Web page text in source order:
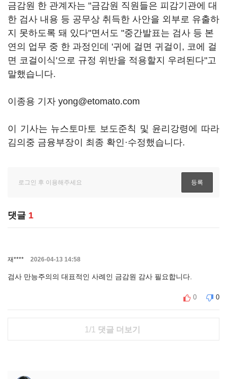
금감원 한 관계자는 "금감원 직원들은 피감기관에 대
한 검사 내용 등 공무상 취득한 사안을 외부로 유출하
지 못하도록 돼 있다"면서도 "중간발표는 검사 등 본
연의 업무 중 한 과정인데 '귀에 걸면 귀걸이, 코에 걸
면 코걸이식'으로 규정 위반을 적용할지 우려된다"고
말했습니다.
이종용 기자 yong@etomato.com
이 기사는 뉴스토마토 보도준칙 및 윤리강령에 따라
김의중 금융부장이 최종 확인·수정했습니다.
댓글 1
재**** 2026-04-13 14:58
검사 만능주의의 대표적인 사례인 금감원 감사 필요합니다.
0 0
1/1 댓글 더보기